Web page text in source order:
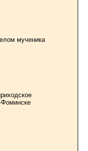
мученика
Фоминске